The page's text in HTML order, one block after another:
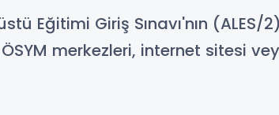
Eğitimi Giriş Sınavı'nın
merkezleri, internet sitesi